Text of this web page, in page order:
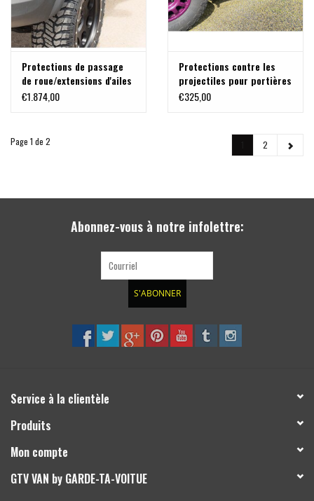
Protections de passage
de roue/extensions d'ailes
pour Mercedes Sprinter
€1.874,00
Protections contre les
projectiles pour portières
Sprinter 907
€325,00
Page 1 de 2 2
Abonnez-vous à notre infolettre:
S'ABONNER
Service à la clientèle
Produits
Mon compte
GTV VAN by GARDE-TA-VOITUE